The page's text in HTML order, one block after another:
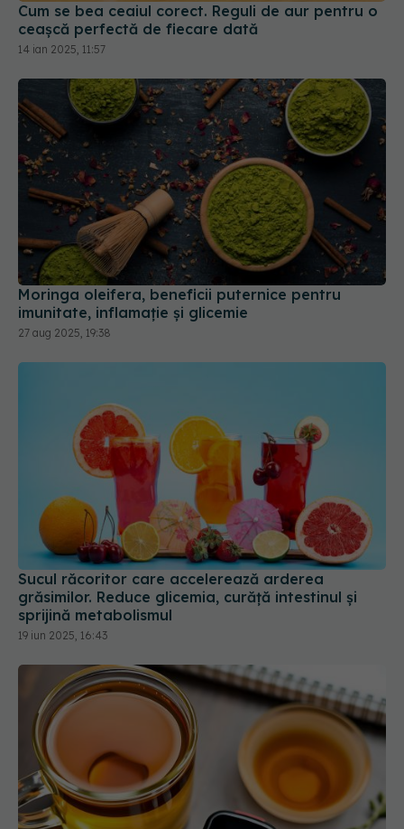
Cum se bea ceaiul corect. Reguli de aur pentru o
ceașcă perfectă de fiecare dată
14 ian 2025, 11:57
Moringa oleifera, beneficii puternice pentru
imunitate, inflamație și glicemie
27 aug 2025, 19:38
Sucul răcoritor care accelerează arderea
grăsimilor. Reduce glicemia, curăță intestinul și
sprijină metabolismul
19 iun 2025, 16:43